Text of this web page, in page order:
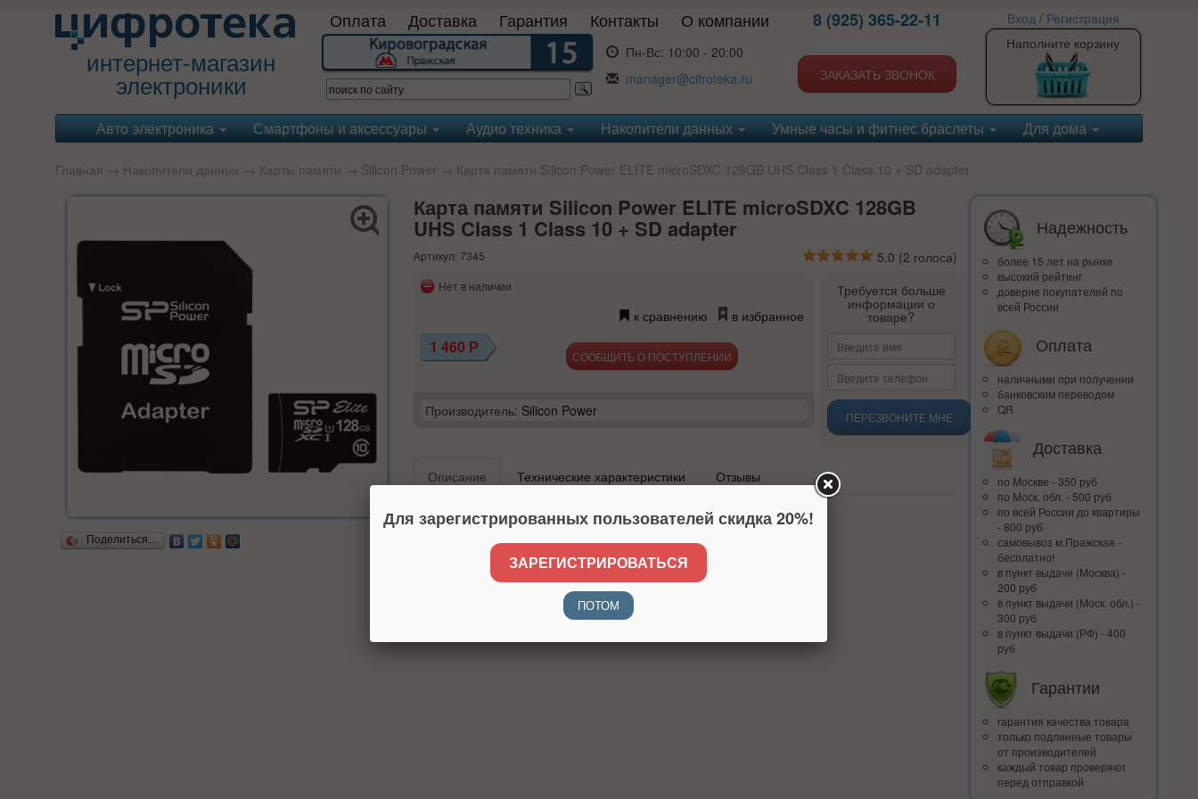
интернет-магазин
электроники
Оплата Доставка Гарантия Контакты О компании
Пн-Вс: 10:00 - 20:00
manager@cifroteka.ru
8 (925) 365-22-11
ЗАКАЗАТЬ ЗВОНОК
Вход/ Регистрация
Наполните корзину
Авто электроника Смартфоны и аксессуары Аудио техника Накопители данных Умные часы и фитнес браслеты Для дома
Главная → Накопители данных → Карты памяти → Silicon Power → Карта памяти Silicon Power ELITE microSDXC 128GB UHS Class 1 Class 10 + SD adapter
Поделиться…
Карта памяти Silicon Power ELITE microSDXC 128GB
UHS Class 1 Class 10 + SD adapter
Артикул: 7345 5.0 (2 голоса)
Нет в наличии
к сравнению в избранное
1 460 Р СООБЩИТЬ О ПОСТУПЛЕНИИ
Производитель: Silicon Power
Требуется больше
информации о
товаре?
ПЕРЕЗВОНИТЕ МНЕ
Описание Технические характеристики Отзывы
Надежность
более 15 лет на рынке
высокий рейтинг
доверие покупателей по
всей России
Оплата
наличными при получении
банковским переводом
QR
Доставка
по Москве - 350 руб
по Моск. обл. - 500 руб
по всей Росcии до квартиры
- 800 руб
самовывоз м.Пражская -
бесплатно!
в пункт выдачи (Москва) -
200 руб
в пункт выдачи (Моск. обл.) -
300 руб
в пункт выдачи (РФ) - 400
руб
Гарантии
гарантия качества товара
только подлинные товары
от производителей
каждый товар проверяют
перед отправкой
Для зарегистрированных пользователей скидка 20%!
ЗАРЕГИСТРИРОВАТЬСЯ
ПОТОМ